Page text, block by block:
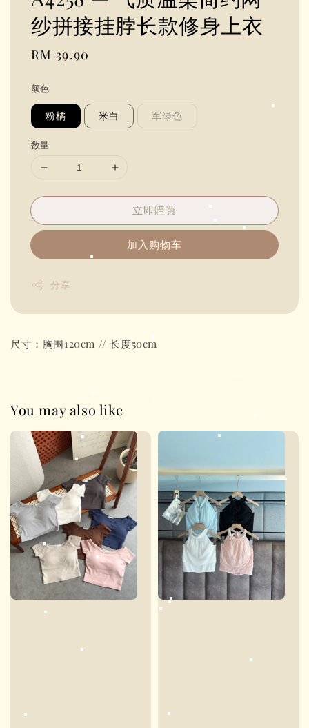
纱拼接挂脖长款修身上衣
Regular
RM 39.90
颜色
粉橘 米白 军绿色
数量
立即購買
加入购物车
分享
尺寸：胸围120cm // 长度50cm
You may also like